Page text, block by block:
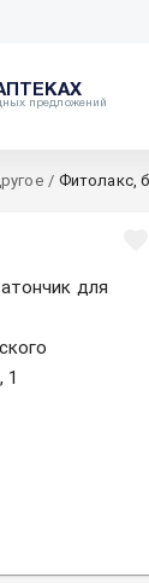
предложений
/ Фитолакс,